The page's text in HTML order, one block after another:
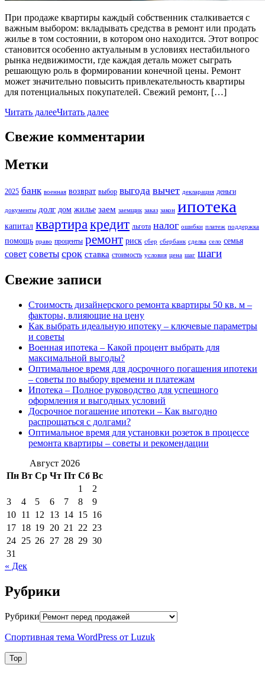
При продаже квартиры каждый собственник сталкивается с
важным выбором: вкладывать средства в ремонт или продать
жилье в том состоянии, в котором оно находится. Этот вопрос
становится особенно актуальным в условиях нестабильного
рынка недвижимости, где каждая деталь может сыграть
решающую роль в формировании конечной цены. Ремонт
может значительно повысить привлекательность квартиры
для потенциальных покупателей. Свежий ремонт, […]
Читать далееЧитать далее
Свежие комментарии
Метки
2025 банк военная возврат выбор выгода вычет декларация деньги
документы долг дом жилье заем заемщик заказ закон ипотека
капитал квартиракредит льгота налог ошибки платеж поддержка
помощь право проценты ремонт риск сбер сбербанк сделка село семья
совет советы срок ставка стоимость условия цена шаг шаги
Свежие записи
Стоимость дизайнерского ремонта квартиры 50 кв. м –
факторы, влияющие на цену
Как выбрать идеальную ипотеку – ключевые параметры
и советы
Военная ипотека – Какой процент выбрать для
максимальной выгоды?
Оптимальное время для досрочного погашения ипотеки
– советы по выбору времени и платежам
Ипотека – Полное руководство для успешного
оформления и выгодных условий
Досрочное погашение ипотеки – Как выгодно
распрощаться с долгами?
Оптимальное время для установки розеток в процессе
ремонта квартиры – советы и рекомендации
Август 2026
Пн Вт Ср Чт Пт Сб Вс
1
2
3
4 5 6 7 8
9
10 11 12 13 14 15 16
17 18 19 20 21 22 23
24 25 26 27 28 29 30
31
« Дек
Рубрики
Рубрики
Спортивная тема WordPress от Luzuk
Top